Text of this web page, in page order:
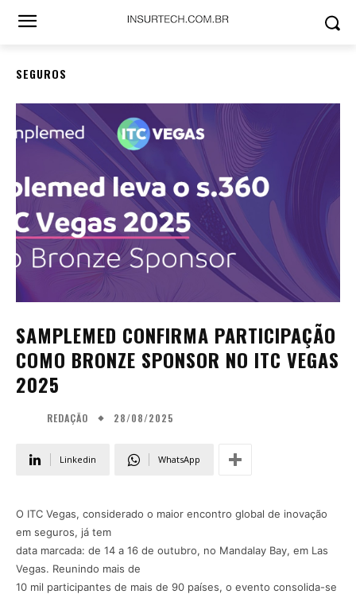
SEGUROS
SAMPLEMED CONFIRMA PARTICIPAÇÃO
COMO BRONZE SPONSOR NO ITC VEGAS
2025
REDAÇÃO 28/08/2025
Linkedin WhatsApp
O ITC Vegas, considerado o maior encontro global de inovação
em seguros, já tem
data marcada: de 14 a 16 de outubro, no Mandalay Bay, em Las
Vegas. Reunindo mais de
10 mil participantes de mais de 90 países, o evento consolida-se